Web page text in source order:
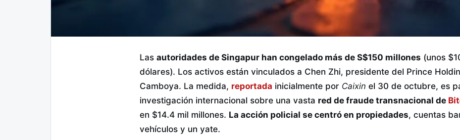
Las autoridades de Singapur han congelado más de S$150 millones (unos
dólares). Los activos están vinculados a Chen Zhi, presidente del Prince
Camboya. La medida, reportada inicialmente por Caixin el 30 de octubre, es
investigación internacional sobre una vasta red de fraude transnacional de
en $14.4 mil millones. La acción policial se centró en propiedades, cuentas
vehículos y un yate.